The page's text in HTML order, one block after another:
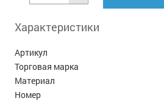
Характеристики
Артикул
Торговая марка
Материал
Номер